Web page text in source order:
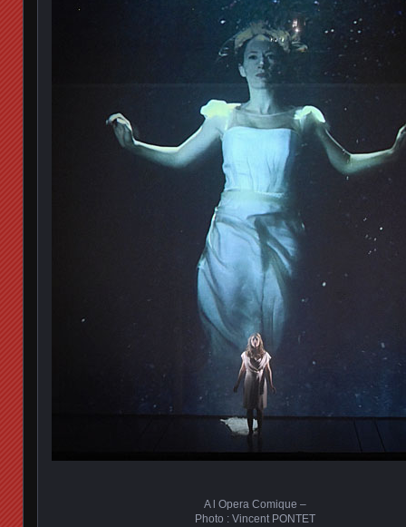
A l Opera Comique –
Photo : Vincent PONTET